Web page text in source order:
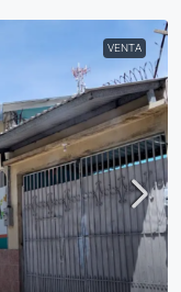
VENTA